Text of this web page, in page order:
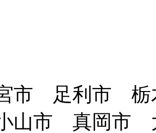
市 足利市
山市 真岡市